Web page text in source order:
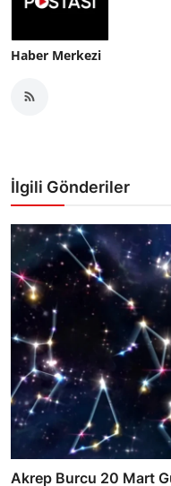
Haber Merkezi
İlgili Gönderiler
Akrep Burcu 20 Mart